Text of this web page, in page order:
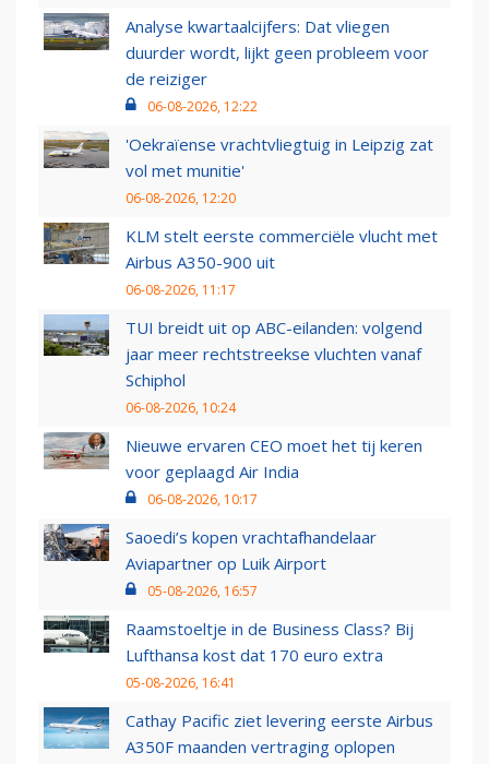
Analyse kwartaalcijfers: Dat vliegen
duurder wordt, lijkt geen probleem voor
de reiziger
06-08-2026, 12:22
'Oekraïense vrachtvliegtuig in Leipzig zat
vol met munitie'
06-08-2026, 12:20
KLM stelt eerste commerciële vlucht met
Airbus A350-900 uit
06-08-2026, 11:17
TUI breidt uit op ABC-eilanden: volgend
jaar meer rechtstreekse vluchten vanaf
Schiphol
06-08-2026, 10:24
Nieuwe ervaren CEO moet het tij keren
voor geplaagd Air India
06-08-2026, 10:17
Saoedi’s kopen vrachtafhandelaar
Aviapartner op Luik Airport
05-08-2026, 16:57
Raamstoeltje in de Business Class? Bij
Lufthansa kost dat 170 euro extra
05-08-2026, 16:41
Cathay Pacific ziet levering eerste Airbus
A350F maanden vertraging oplopen